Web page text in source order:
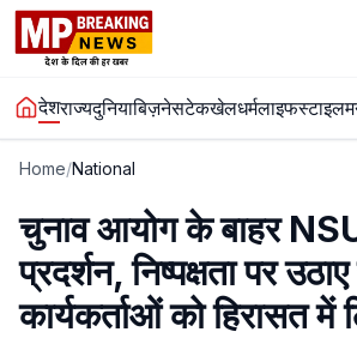
देशराज्यदुनियाबिज़नेसटेकखेलधर्मलाइफस्टाइल
Home/National
चुनाव आयोग के बाहर
प्रदर्शन, निष्पक्षता पर
कार्यकर्ताओं को हिरासत में